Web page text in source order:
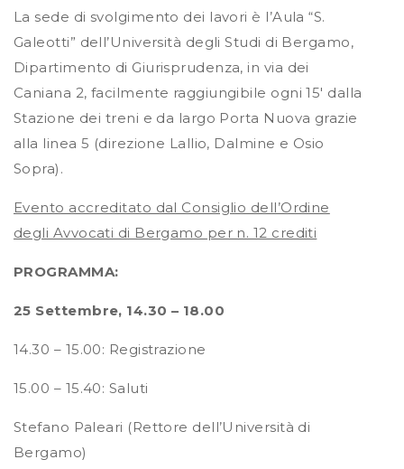
La sede di svolgimento dei lavori è l’Aula “S.
Galeotti” dell’Università degli Studi di Bergamo,
Dipartimento di Giurisprudenza, in via dei
Caniana 2, facilmente raggiungibile ogni 15′ dalla
Stazione dei treni e da largo Porta Nuova grazie
alla linea 5 (direzione Lallio, Dalmine e Osio
Sopra).
Evento accreditato dal Consiglio dell’Ordine
degli Avvocati di Bergamo per n. 12 crediti
PROGRAMMA:
25 Settembre, 14.30 – 18.00
14.30 – 15.00: Registrazione
15.00 – 15.40: Saluti
Stefano Paleari (Rettore dell’Università di
Bergamo)